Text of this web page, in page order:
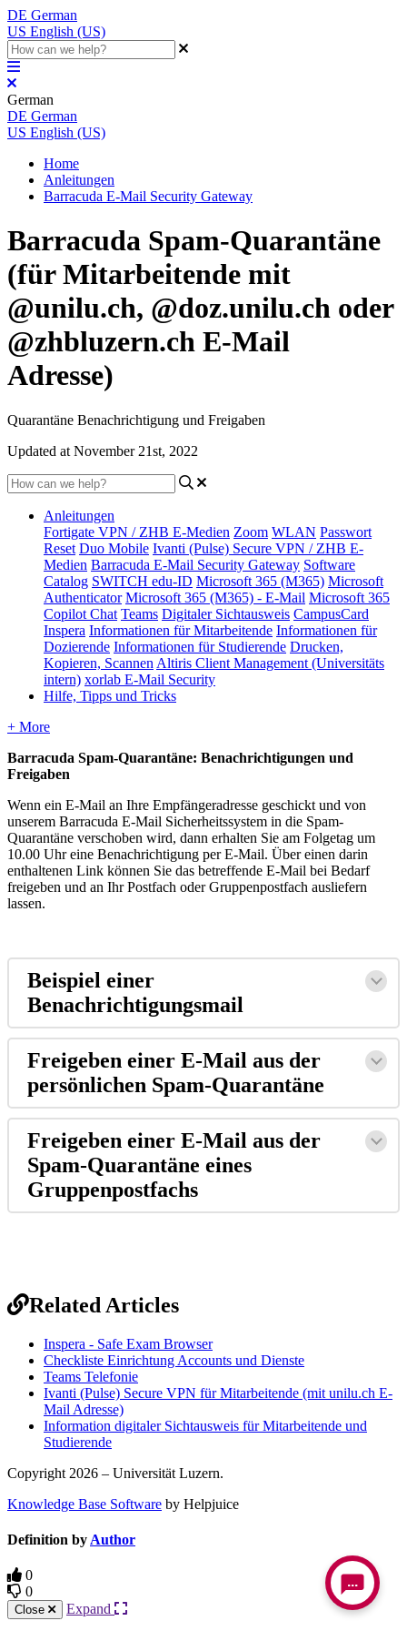
DE German
US English (US)
German
DE German
US English (US)
Home
Anleitungen
Barracuda E-Mail Security Gateway
Barracuda Spam-Quarantäne
(für Mitarbeitende mit
@unilu.ch, @doz.unilu.ch oder
@zhbluzern.ch E-Mail
Adresse)
Quarantäne Benachrichtigung und Freigaben
Updated at November 21st, 2022
Anleitungen
Fortigate VPN / ZHB E-Medien Zoom WLAN Passwort
Reset Duo Mobile Ivanti (Pulse) Secure VPN / ZHB E-
Medien Barracuda E-Mail Security Gateway Software
Catalog SWITCH edu-ID Microsoft 365 (M365) Microsoft
Authenticator Microsoft 365 (M365) - E-Mail Microsoft 365
Copilot Chat Teams Digitaler Sichtausweis CampusCard
Inspera Informationen für Mitarbeitende Informationen für
Dozierende Informationen für Studierende Drucken,
Kopieren, Scannen Altiris Client Management (Universitäts
intern) xorlab E-Mail Security
Hilfe, Tipps und Tricks
+ More
Barracuda Spam-Quarantäne: Benachrichtigungen und
Freigaben
Wenn ein E-Mail an Ihre Empfängeradresse geschickt und von
unserem Barracuda E-Mail Sicherheitssystem in die Spam-
Quarantäne verschoben wird, dann erhalten Sie am Folgetag um
10.00 Uhr eine Benachrichtigung per E-Mail. Über einen darin
enthaltenen Link können Sie das betreffende E-Mail bei Bedarf
freigeben und an Ihr Postfach oder Gruppenpostfach ausliefern
lassen.
Beispiel einer
Benachrichtigungsmail
Freigeben einer E-Mail aus der
persönlichen Spam-Quarantäne
Freigeben einer E-Mail aus der
Spam-Quarantäne eines
Gruppenpostfachs
Related Articles
Inspera - Safe Exam Browser
Checkliste Einrichtung Accounts und Dienste
Teams Telefonie
Ivanti (Pulse) Secure VPN für Mitarbeitende (mit unilu.ch E-
Mail Adresse)
Information digitaler Sichtausweis für Mitarbeitende und
Studierende
...
Copyright 2026 – Universität Luzern.
Knowledge Base Software by Helpjuice
Definition by Author
0
0
Close Expand